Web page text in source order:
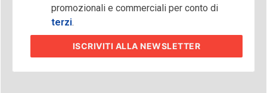
promozionali e commerciali per conto di
terzi.
ISCRIVITI ALLA NEWSLETTER